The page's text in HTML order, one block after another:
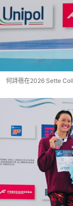
何詩蓓在2026 Sette